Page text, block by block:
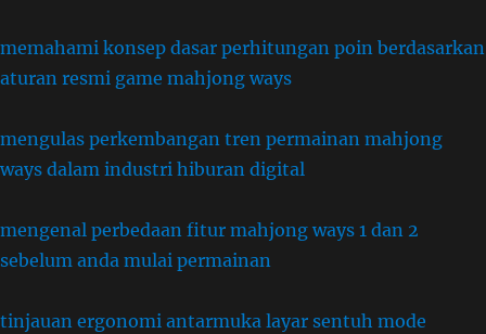
memahami konsep dasar perhitungan poin berdasarkan
aturan resmi game mahjong ways
mengulas perkembangan tren permainan mahjong
ways dalam industri hiburan digital
mengenal perbedaan fitur mahjong ways 1 dan 2
sebelum anda mulai permainan
tinjauan ergonomi antarmuka layar sentuh mode